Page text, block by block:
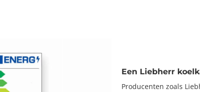
Een Liebherr
Producenten zoals